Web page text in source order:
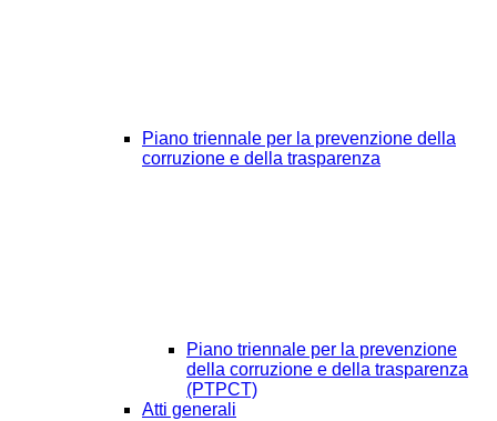
Piano triennale per la prevenzione della
corruzione e della trasparenza
Piano triennale per la prevenzione
della corruzione e della trasparenza
(PTPCT)
Atti generali